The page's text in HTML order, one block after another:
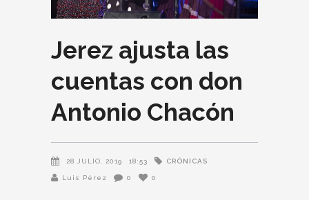
Jerez ajusta las
cuentas con don
Antonio Chacón
28 JULIO, 2019 18:53 CRÓNICAS
Luis Pérez 0 0